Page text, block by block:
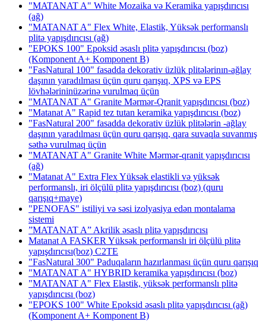
"MATANAT A" White Mozaika və Keramika yapışdırıcısı
(ağ)
"MATANAT A" Flex White, Elastik, Yüksək performanslı
plitə yapışdırıcısı (ağ)
"EPOKS 100" Epoksid əsaslı plitə yapışdırıcısı (boz)
(Komponent A+ Komponent B)
"FasNatural 100" fasadda dekorativ üzlük plitələrinın-ağlay
daşının yaradılması üçün quru qarışıq, XPS və EPS
lövhələrininüzərinə vurulmaq üçün
"MATANAT A" Granite Mərmər-Qranit yapışdırıcısı (boz)
"Matanat A" Rapid tez tutan keramika yapışdırıcısı (boz)
"FasNatural 200" fasadda dekorativ üzlük plitələrin -ağlay
daşının yaradılması üçün quru qarışıq, qara suvaqla suvanmış
səthə vurulmaq üçün
"MATANAT A" Granite White Mərmər-qranit yapışdırıcısı
(ağ)
"Matanat A" Extra Flex Yüksək elastikli və yüksək
performanslı, iri ölçülü plitə yapışdırıcısı (boz) (quru
qarışıq+maye)
"PENOFAS" istiliyi və səsi izolyasiya edən montalama
sistemi
”MATANAT A” Akrilik əsaslı plitə yapışdırıcısı
Matanat A FASKER Yüksək performanslı iri ölçülü plitə
yapışdırıcısı(boz) C2TE
"FasNatural 300" Paduqaların hazırlanması üçün quru qarışıq
"MATANAT A" HYBRID keramika yapışdırıcısı (boz)
"MATANAT A" Flex Elastik, yüksək performanslı plitə
yapışdırıcısı (boz)
"EPOKS 100" White Epoksid əsaslı plitə yapışdırıcısı (ağ)
(Komponent A+ Komponent B)